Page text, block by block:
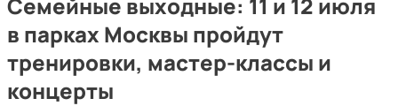
в парках Москвы пройдут
тренировки, мастер-классы и
концерты